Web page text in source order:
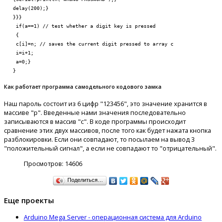
delay(200);}
}}}
if(a==1) // test whether a digit key is pressed
{
c[i]=n; // saves the current digit pressed to array c
i=i+1;
a=0;}
}
Как работает программа самодельного кодового замка
Наш пароль состоит из 6 цифр "123456", это значение хранится в
массиве "p". Введенные нами значения последовательно
записываются в массив "c". В коде программы происходит
сравнение этих двух массивов, после того как будет нажата кнопка
разблокировки. Если они совпадают, то посылаем на вывод 3
"положительный сигнал", а если не совпадают то "отрицательный".
"4");
Просмотров: 14606
Поделиться…
Еще проекты
Arduino Mega Server - операционная система для Arduino